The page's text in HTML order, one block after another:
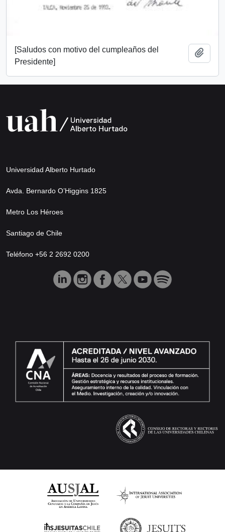
[Saludos con motivo del cumpleaños del
Presidente]
Universidad Alberto Hurtado
Avda. Bernardo O’Higgins 1825
Metro Los Héroes
Santiago de Chile
Teléfono +56 2 2692 0200